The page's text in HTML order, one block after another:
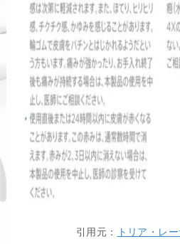
引用元： トリア・レ